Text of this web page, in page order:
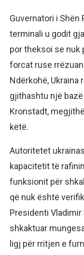
Guvernatori i
terminali u godit
por theksoi se nuk
forcat ruse
Ndërkohë, Ukraina
gjithashtu një
Kronstadt,
këtë.
Autoritetet
kapacitetit të
funksionit për
që nuk është
Presidenti
shkaktuar
ligj për rritjen e